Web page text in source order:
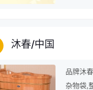
沐春/中国
品牌沐
杂物袋,